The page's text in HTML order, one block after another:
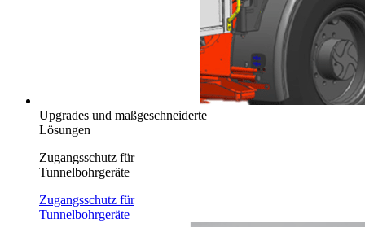
Upgrades und maßgeschneiderte
Lösungen
Zugangsschutz für
Tunnelbohrgeräte
Zugangsschutz für
Tunnelbohrgeräte